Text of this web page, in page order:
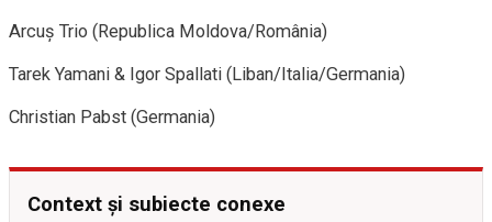
Arcuș Trio (Republica Moldova/România)
Tarek Yamani & Igor Spallati (Liban/Italia/Germania)
Christian Pabst (Germania)
Context și subiecte conexe